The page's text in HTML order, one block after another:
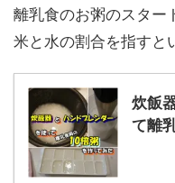
離乳食のお粥のスター
米と水の割合を指すと
炊飯
て離